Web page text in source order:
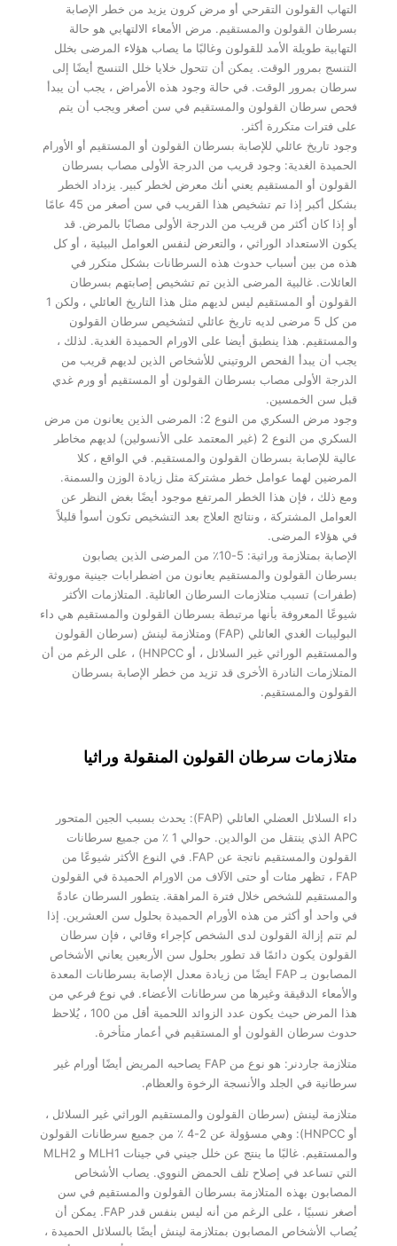
التهاب القولون التقرحي أو مرض كرون يزيد من خطر الإصابة
بسرطان القولون والمستقيم. مرض الأمعاء الالتهابي هو حالة
التهابية طويلة الأمد للقولون وغالبًا ما يصاب هؤلاء المرضى بخلل
التنسج بمرور الوقت. يمكن أن تتحول خلايا خلل التنسج أيضًا إلى
سرطان بمرور الوقت. في حالة وجود هذه الأمراض ، يجب أن يبدأ
فحص سرطان القولون والمستقيم في سن أصغر ويجب أن يتم
على فترات متكررة أكثر.
وجود تاريخ عائلي للإصابة بسرطان القولون أو المستقيم أو الأورام
الحميدة الغدية: وجود قريب من الدرجة الأولى مصاب بسرطان
القولون أو المستقيم يعني أنك معرض لخطر كبير. يزداد الخطر
بشكل أكبر إذا تم تشخيص هذا القريب في سن أصغر من 45 عامًا
أو إذا كان أكثر من قريب من الدرجة الأولى مصابًا بالمرض. قد
يكون الاستعداد الوراثي ، والتعرض لنفس العوامل البيئية ، أو كل
هذه من بين أسباب حدوث هذه السرطانات بشكل متكرر في
العائلات. غالبية المرضى الذين تم تشخيص إصابتهم بسرطان
القولون أو المستقيم ليس لديهم مثل هذا التاريخ العائلي ، ولكن 1
من كل 5 مرضى لديه تاريخ عائلي لتشخيص سرطان القولون
والمستقيم. هذا ينطبق أيضا على الاورام الحميدة الغدية. لذلك ،
يجب أن يبدأ الفحص الروتيني للأشخاص الذين لديهم قريب من
الدرجة الأولى مصاب بسرطان القولون أو المستقيم أو ورم غدي
قبل سن الخمسين.
وجود مرض السكري من النوع 2: المرضى الذين يعانون من مرض
السكري من النوع 2 (غير المعتمد على الأنسولين) لديهم مخاطر
عالية للإصابة بسرطان القولون والمستقيم. في الواقع ، كلا
المرضين لهما عوامل خطر مشتركة مثل زيادة الوزن والسمنة.
ومع ذلك ، فإن هذا الخطر المرتفع موجود أيضًا بغض النظر عن
العوامل المشتركة ، ونتائج العلاج بعد التشخيص تكون أسوأ قليلاً
في هؤلاء المرضى.
الإصابة بمتلازمة وراثية: 5-10٪ من المرضى الذين يصابون
بسرطان القولون والمستقيم يعانون من اضطرابات جينية موروثة
(طفرات) تسبب متلازمات السرطان العائلية. المتلازمات الأكثر
شيوعًا المعروفة بأنها مرتبطة بسرطان القولون والمستقيم هي داء
البوليبات الغدي العائلي (FAP) ومتلازمة لينش (سرطان القولون
والمستقيم الوراثي غير السلائل ، أو HNPCC) ، على الرغم من أن
المتلازمات النادرة الأخرى قد تزيد من خطر الإصابة بسرطان
القولون والمستقيم.
متلازمات سرطان القولون المنقولة وراثيا
داء السلائل العضلي العائلي (FAP): يحدث بسبب الجين المتحور
APC الذي ينتقل من الوالدين. حوالي 1 ٪ من جميع سرطانات
القولون والمستقيم ناتجة عن FAP. في النوع الأكثر شيوعًا من
FAP ، تظهر مئات أو حتى الآلاف من الاورام الحميدة في القولون
والمستقيم للشخص خلال فترة المراهقة. يتطور السرطان عادةً
في واحد أو أكثر من هذه الأورام الحميدة بحلول سن العشرين. إذا
لم تتم إزالة القولون لدى الشخص كإجراء وقائي ، فإن سرطان
القولون يكون دائمًا قد تطور بحلول سن الأربعين يعاني الأشخاص
المصابون بـ FAP أيضًا من زيادة معدل الإصابة بسرطانات المعدة
والأمعاء الدقيقة وغيرها من سرطانات الأعضاء. في نوع فرعي من
هذا المرض حيث يكون عدد الزوائد اللحمية أقل من 100 ، يُلاحظ
حدوث سرطان القولون أو المستقيم في أعمار متأخرة.
متلازمة جاردنر: هو نوع من FAP يصاحبه المريض أيضًا أورام غير
سرطانية في الجلد والأنسجة الرخوة والعظام.
متلازمة لينش (سرطان القولون والمستقيم الوراثي غير السلائل ،
أو HNPCC): وهي مسؤولة عن 2-4 ٪ من جميع سرطانات القولون
والمستقيم. غالبًا ما ينتج عن خلل جيني في جينات MLH1 و MLH2
التي تساعد في إصلاح تلف الحمض النووي. يصاب الأشخاص
المصابون بهذه المتلازمة بسرطان القولون والمستقيم في سن
أصغر نسبيًا ، على الرغم من أنه ليس بنفس قدر FAP. يمكن أن
يُصاب الأشخاص المصابون بمتلازمة لينش أيضًا بالسلائل الحميدة ،